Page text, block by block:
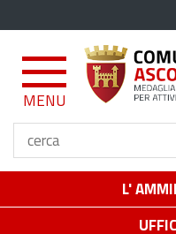
MENU
L'